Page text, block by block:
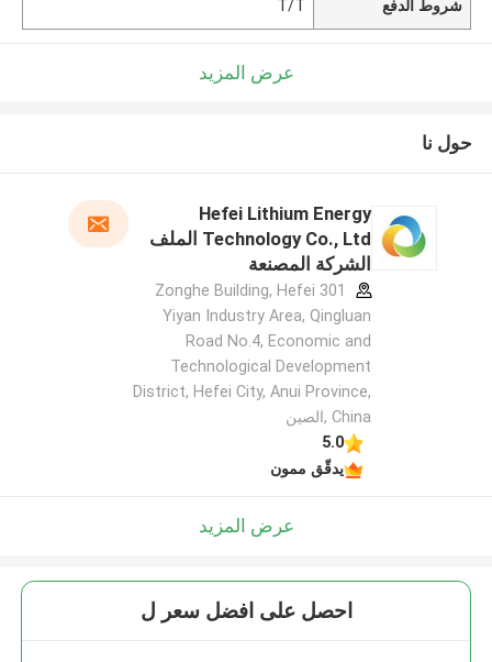
شروط الدفع T/T
عرض المزيد
حول نا
Hefei Lithium Energy
Technology Co., Ltd الملف
الشركة المصنعة
301 Zonghe Building, Hefei
Yiyan Industry Area, Qingluan
Road No.4, Economic and
Technological Development
District, Hefei City, Anui Province,
China ,الصين
5.0
يدقّق ممون
عرض المزيد
احصل على افضل سعر ل